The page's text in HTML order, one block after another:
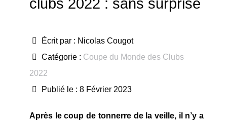
clubs 2022 : sans surprise
Écrit par : Nicolas Cougot
Catégorie : Coupe du Monde des Clubs
2022
Publié le : 8 Février 2023
Après le coup de tonnerre de la veille, il n’y a